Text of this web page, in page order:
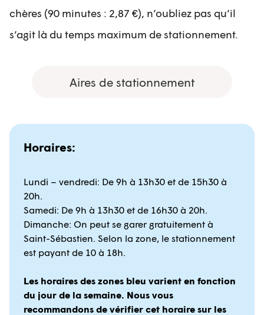
chères (90 minutes : 2,87 €), n’oubliez pas qu’il
s’agit là du temps maximum de stationnement.
Aires de stationnement
Horaires:
Lundi – vendredi: De 9h à 13h30 et de 15h30 à
20h.
Samedi: De 9h à 13h30 et de 16h30 à 20h.
Dimanche: On peut se garer gratuitement à
Saint-Sébastien. Selon la zone, le stationnement
est payant de 10 à 18h.
Les horaires des zones bleu varient en fonction
du jour de la semaine. Nous vous
recommandons de vérifier cet horaire sur les